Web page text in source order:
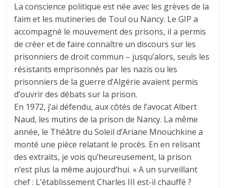
La conscience politique est née avec les grèves de la
faim et les mutineries de Toul ou Nancy. Le GIP a
accompagné le mouvement des prisons, il a permis
de créer et de faire connaître un discours sur les
prisonniers de droit commun – jusqu’alors, seuls les
résistants emprisonnés par les nazis ou les
prisonniers de la guerre d’Algérie avaient permis
d’ouvrir des débats sur la prison.
En 1972, j’ai défendu, aux côtés de l’avocat Albert
Naud, les mutins de la prison de Nancy. La même
année, le Théâtre du Soleil d’Ariane Mnouchkine a
monté une pièce relatant le procès. En en relisant
des extraits, je vois qu’heureusement, la prison
n’est plus la même aujourd’hui. « A un surveillant
chef : L’établissement Charles III est-il chauffé ?